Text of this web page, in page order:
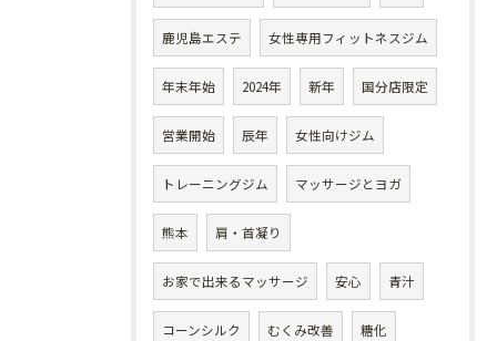
鹿児島エステ 女性専用フィットネスジム
年末年始 2024年 新年 国分店限定
営業開始 辰年 女性向けジム
トレーニングジム マッサージとヨガ
熊本 肩・首凝り
お家で出来るマッサージ 安心 青汁
コーンシルク むくみ改善 糖化